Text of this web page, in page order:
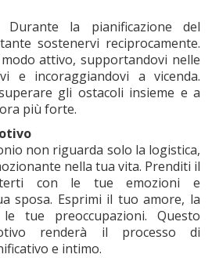
Durante la pianificazione del
sostenervi reciprocamente.
attivo, supportandovi nelle
e incoraggiandovi a vicenda.
gli ostacoli insieme e a
più forte.
non riguarda solo la logistica,
nella tua vita. Prenditi il
con le tue emozioni e
sposa. Esprimi il tuo amore, la
tue preoccupazioni. Questo
renderà il processo di
e intimo.